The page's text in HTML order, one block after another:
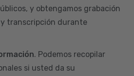
y obtengamos grabación
transcripción durante
. Podemos recopilar
si usted da su